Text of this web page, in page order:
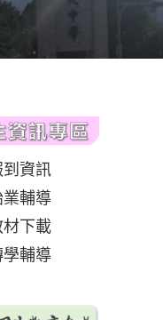
資訊
輔導
下載
輔導